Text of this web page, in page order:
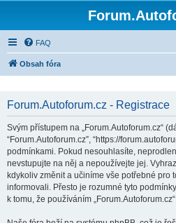
FAQ
Obsah fóra
Forum.Autoforum.cz - Registrace
Svým přístupem na „Forum.Autoforum.cz“
“Forum.Autoforum.cz”, “https://
podmínkami. Pokud nesouhlasíte,
nevstupujte na něj a nepoužívejte jej.
kdykoliv změnit a učiníme vše potřebné pro
informovali. Přesto je rozumné tyto
k tomu, že používáním